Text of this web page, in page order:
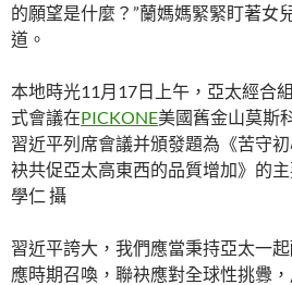
的願望是什麼？”蘭媽媽緊緊盯著女
道。
本地時光11月17日上午，亞太經合
式會議在PICKONE美國舊金山莫斯
習近平列席會議并頒發題為《苦
袂共促亞太高東西的品質增加》的
學仁 攝
習近平誇大，我們應當秉持亞太一
應時期召喚，聯袂應對全球性挑釁